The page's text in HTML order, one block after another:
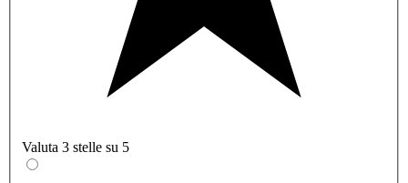
Valuta 3 stelle su 5